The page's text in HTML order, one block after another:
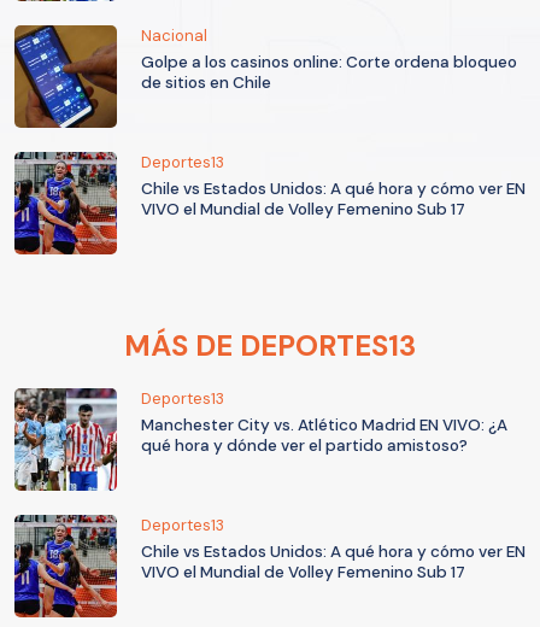
Nacional
Golpe a los casinos online: Corte ordena bloqueo
de sitios en Chile
Deportes13
Chile vs Estados Unidos: A qué hora y cómo ver EN
VIVO el Mundial de Volley Femenino Sub 17
MÁS DE DEPORTES13
Deportes13
Manchester City vs. Atlético Madrid EN VIVO: ¿A
qué hora y dónde ver el partido amistoso?
Deportes13
Chile vs Estados Unidos: A qué hora y cómo ver EN
VIVO el Mundial de Volley Femenino Sub 17